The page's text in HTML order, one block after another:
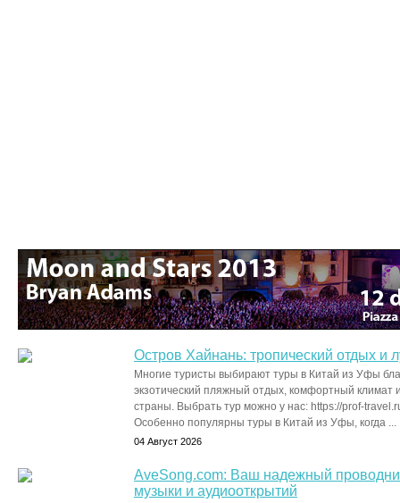
Остров Хайнань: тропический отдых и
Многие туристы выбирают туры в Китай из Уфы
экзотический пляжный отдых, комфортный климат
страны. Выбрать тур можно у нас: https://prof-
Особенно популярны туры в Китай из Уфы, когда ...
04 Август 2026
AveSong.com: Ваш надежный
музыки и аудиооткрытий